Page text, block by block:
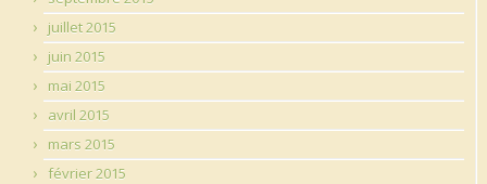
juillet 2015
juin 2015
mai 2015
avril 2015
mars 2015
février 2015